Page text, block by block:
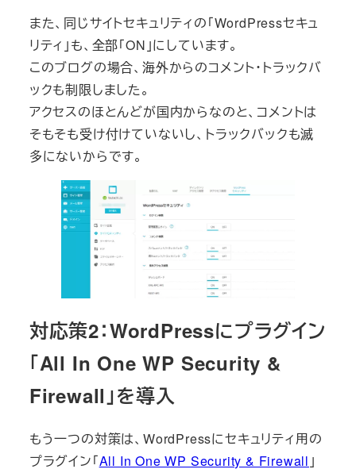
また、同じサイトセキュリティの「WordPressセキュ
リティ」も、全部「ON」にしています。
このブログの場合、海外からのコメント・トラックバ
ックも制限しました。
アクセスのほとんどが国内からなのと、コメントは
そもそも受け付けていないし、トラックバックも滅
多にないからです。
対応策2：WordPressにプラグイン
「All In One WP Security &
Firewall」を導入
もう一つの対策は、WordPressにセキュリティ用の
プラグイン「All In One WP Security & Firewall 」